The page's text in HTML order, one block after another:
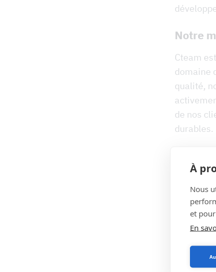
Notre
Cteam
domaine
qualité,
de nos
durables.
À
Nous
et
En